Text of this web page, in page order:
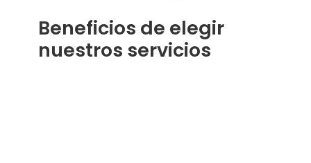
Beneficios de elegir
nuestros servicios